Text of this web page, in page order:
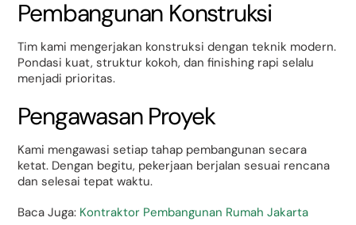
Pembangunan Konstruksi
Tim kami mengerjakan konstruksi dengan teknik modern.
Pondasi kuat, struktur kokoh, dan finishing rapi selalu
menjadi prioritas.
Pengawasan Proyek
Kami mengawasi setiap tahap pembangunan secara
ketat. Dengan begitu, pekerjaan berjalan sesuai rencana
dan selesai tepat waktu.
Baca Juga: Kontraktor Pembangunan Rumah Jakarta